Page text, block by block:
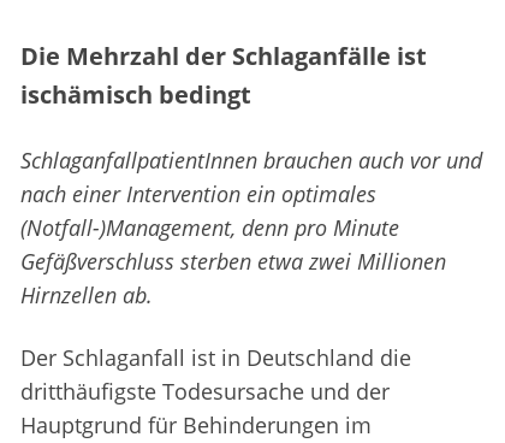
Die Mehrzahl der Schlaganfälle ist
ischämisch bedingt
SchlaganfallpatientInnen brauchen auch vor und
nach einer Intervention ein optimales
(Notfall-)Management, denn pro Minute
Gefäßverschluss sterben etwa zwei Millionen
Hirnzellen ab.
Der Schlaganfall ist in Deutschland die
dritthäufigste Todesursache und der
Hauptgrund für Behinderungen im